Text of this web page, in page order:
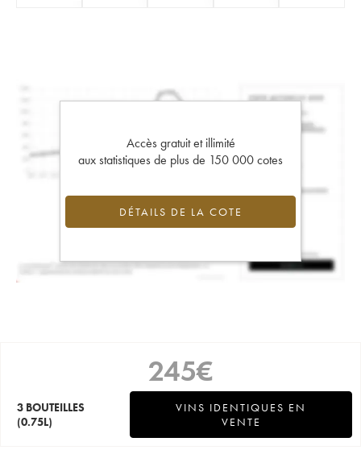
Accès gratuit et illimité
aux statistiques de plus de 150 000 cotes
DÉTAILS DE LA COTE
245€
3 BOUTEILLES
(0.75L)
VINS IDENTIQUES EN
VENTE